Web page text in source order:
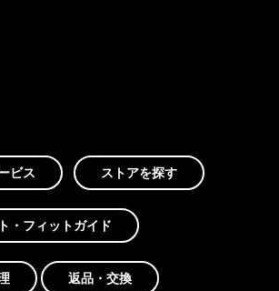
ビス ストアを探す
・フィットガイド
返品・交換